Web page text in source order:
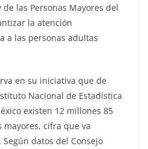
las Personas Mayores del
la atención
a las personas adultas
en su iniciativa que de
Nacional de Estadística
existen 12 millones 85
cifra que va
datos del Consejo